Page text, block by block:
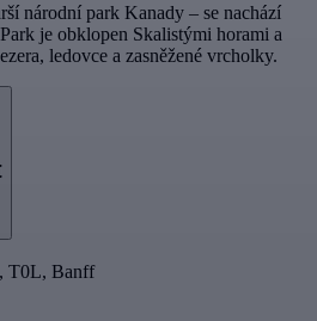
národní park Kanady – se nachází
je obklopen Skalistými horami a
ledovce a zasněžené vrcholky.
T0L, Banff